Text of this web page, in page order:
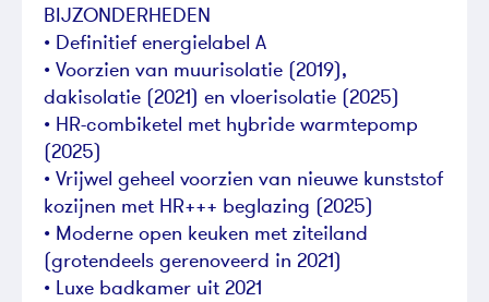
BIJZONDERHEDEN
• Definitief energielabel A
• Voorzien van muurisolatie (2019),
dakisolatie (2021) en vloerisolatie (2025)
• HR-combiketel met hybride warmtepomp
(2025)
• Vrijwel geheel voorzien van nieuwe kunststof
kozijnen met HR+++ beglazing (2025)
• Moderne open keuken met ziteiland
(grotendeels gerenoveerd in 2021)
• Luxe badkamer uit 2021